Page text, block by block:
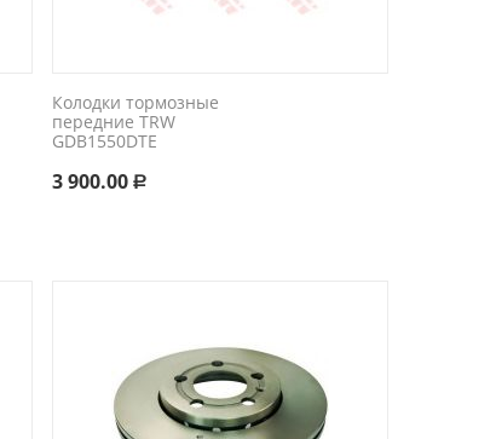
Колодки тормозные
передние TRW
GDB1550DTE
3 900.00 Р